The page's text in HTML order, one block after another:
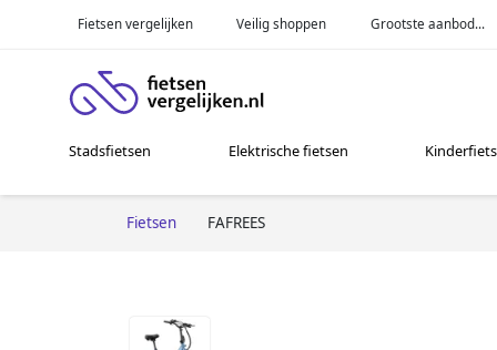
Fietsen vergelijken Veilig shoppen Grootste aanbod...
Stadsfietsen Elektrische fietsen
Fietsen FAFREES